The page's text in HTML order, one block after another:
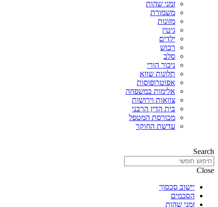
זמני שהות
משמורת
מזונות
גיטין
ילדים
רכוש
סלב
ניכור הורי
תלונות שווא
אפוטרופוסות
אלימות במשפחה
צוואות וירושות
בית הדין הרבני
מכורסת המטפל
עדשת החוקר
Search
Close
יישוב סכסוך
הסכמים
זמני שהות